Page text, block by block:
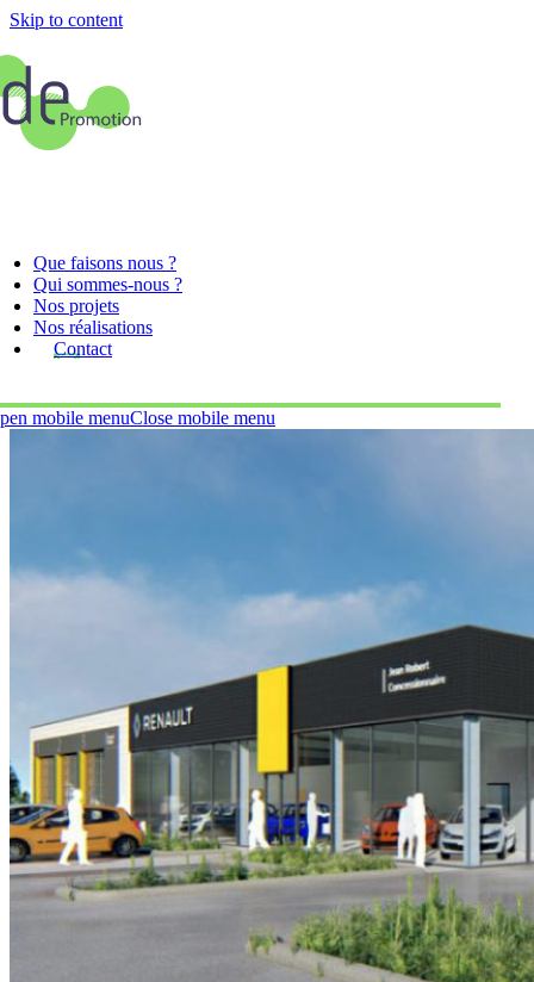
Skip to content
Que faisons nous ?
Qui sommes-nous ?
Nos projets
Nos réalisations
Contact
mobile menuClose mobile menu